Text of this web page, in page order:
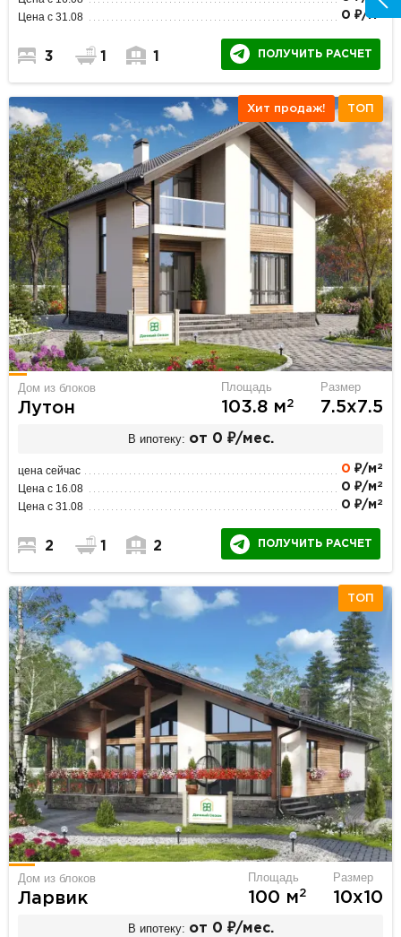
Цена с 31.08 0 ₽/м
3 1 1 ПОЛУЧИТЬ РАСЧЕТ
Хит продаж! ТОП
Дом из блоков
Лутон
Площадь
103.8 м2
Размер
7.5х7.5
В ипотеку: от 0 ₽/мес.
цена сейчас 0 ₽/м 2
Цена с 16.08 0 ₽/м 2
Цена с 31.08 0 ₽/м 2
2 1 2 ПОЛУЧИТЬ РАСЧЕТ
ТОП
Дом из блоков
Ларвик
Площадь
100 м2
Размер
10х10
В ипотеку: от 0 ₽/мес.